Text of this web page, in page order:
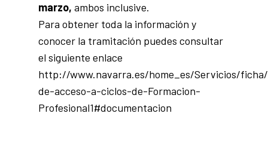
marzo, ambos inclusive.
Para obtener toda la información y
conocer la tramitación puedes consultar
el siguiente enlace
http://www.navarra.es/home_es/Servicios/
de-acceso-a-ciclos-de-Formacion-
Profesional1#documentacion